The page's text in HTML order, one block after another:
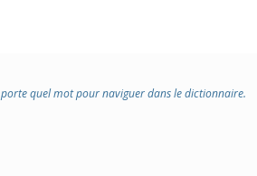
quel mot pour naviguer dans le dictionnaire.